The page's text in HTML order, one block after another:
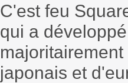
C'est feu
qui a
japonais et